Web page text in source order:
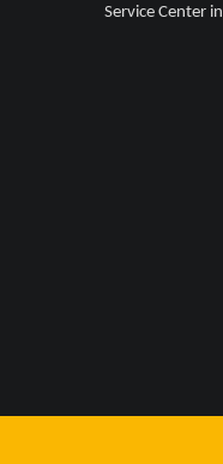
Service Center